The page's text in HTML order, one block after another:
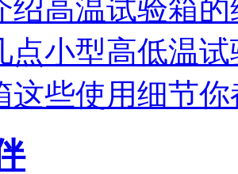
绍高温试验箱
点小型高低温
这些使用细节